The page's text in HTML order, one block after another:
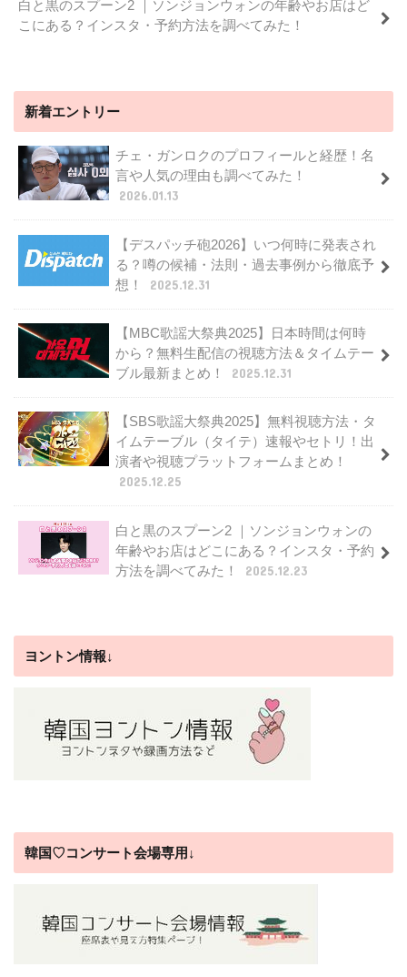
白と黒のスプーン2 ｜ソンジョンウォンの年齢やお店はど
こにある？インスタ・予約方法を調べてみた！
新着エントリー
チェ・ガンロクのプロフィールと経歴！名
言や人気の理由も調べてみた！
2026.01.13
【デスパッチ砲2026】いつ何時に発表され
る？噂の候補・法則・過去事例から徹底予
想！
2025.12.31
【MBC歌謡大祭典2025】日本時間は何時
から？無料生配信の視聴方法＆タイムテー
ブル最新まとめ！
2025.12.31
【SBS歌謡大祭典2025】無料視聴方法・タ
イムテーブル（タイテ）速報やセトリ！出
演者や視聴プラットフォームまとめ！
2025.12.25
白と黒のスプーン2 ｜ソンジョンウォンの
年齢やお店はどこにある？インスタ・予約
方法を調べてみた！
2025.12.23
ヨントン情報↓
韓国♡コンサート会場専用↓